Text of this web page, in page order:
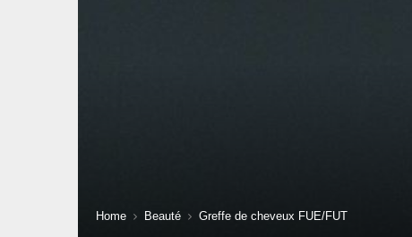
Home Beauté Greffe de cheveux FUE/FUT